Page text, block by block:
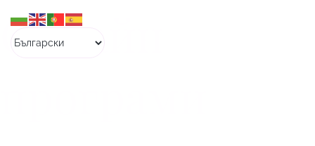
content
Онлайн